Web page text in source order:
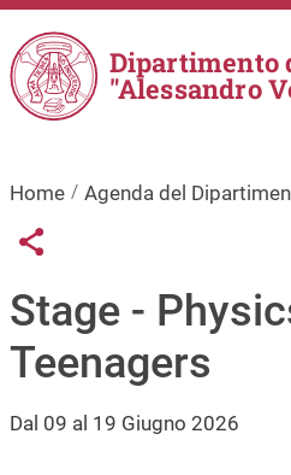
Salta al contenuto principale
Dipartimento
"Alessandro
Home Agenda del
Links
Share button
Stage -
Teenagers
Dal 09 al 19 Giugno 2026